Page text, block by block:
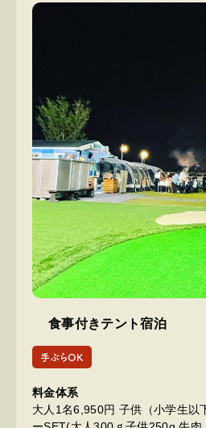
食事付きテント宿泊
手ぶらOK
料金体系
大人1名6,950円 子供（小学生以